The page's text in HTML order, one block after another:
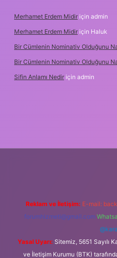
Merhamet Erdem Midir için admin
Merhamet Erdem Midir için Haluk
Bir Cümlenin Nominativ Olduğunu
Bir Cümlenin Nominativ Olduğunu
Sifin Anlamı Nedir için admin
Reklam ve İletişim: E-mail:
forumhizmeti@gmail.com
Yasal Uyarı: Sitemiz, 5651 Sayılı
ve İletişim Kurumu (BTK)